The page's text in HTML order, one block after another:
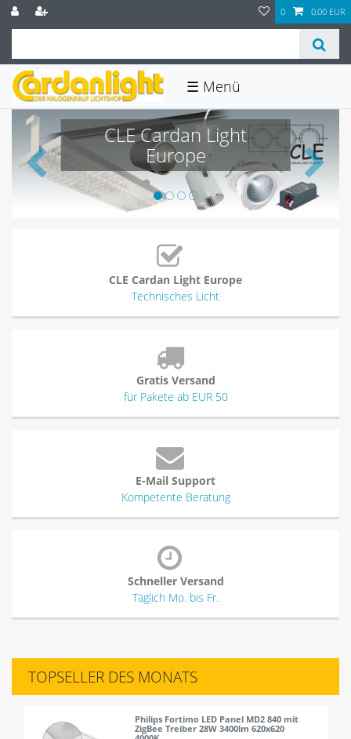
0 0,00 EUR
☰
CLE Cardan Light
Europe
CLE Cardan Light Europe
Technisches Licht
Gratis Versand
für Pakete ab EUR 50
E-Mail Support
Kompetente Beratung
Schneller Versand
Täglich Mo. bis Fr.
TOPSELLER DES MONATS
Philips Fortimo LED Panel MD2 840 mit
ZigBee Treiber 28W 3400lm 620x620